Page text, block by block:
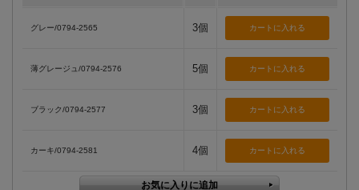
グレー/0794-2565 3個
薄グレージュ/0794-2576 5個
ブラック/0794-2577 3個
カーキ/0794-2581 4個